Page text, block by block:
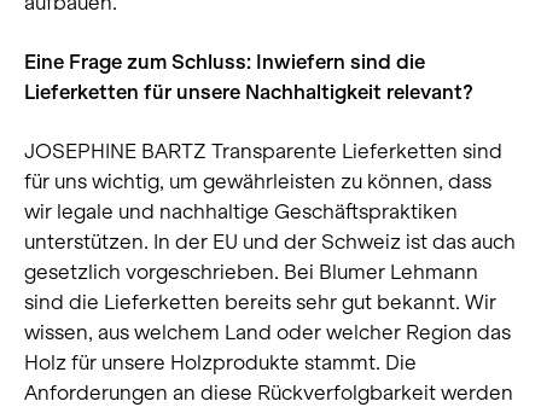
Eine Frage zum Schluss: Inwiefern sind die
Lieferketten für unsere Nachhaltigkeit relevant?
JOSEPHINE BARTZ Transparente Lieferketten sind
für uns wichtig, um gewährleisten zu können, dass
wir legale und nachhaltige Geschäftspraktiken
unterstützen. In der EU und der Schweiz ist das auch
gesetzlich vorgeschrieben. Bei Blumer Lehmann
sind die Lieferketten bereits sehr gut bekannt. Wir
wissen, aus welchem Land oder welcher Region das
Holz für unsere Holzprodukte stammt. Die
Anforderungen an diese Rückverfolgbarkeit werden